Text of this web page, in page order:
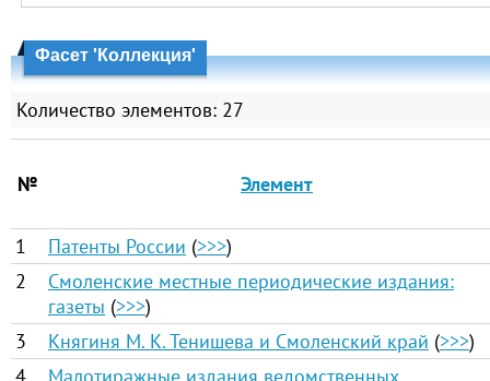
Фасет 'Коллекция'
Количество элементов: 27
№ Элемент
1 Патенты России (>>>)
2
Смоленские местные периодические издания:
газеты (>>>)
3
Княгиня М. К. Тенишева и Смоленский край (>>>)